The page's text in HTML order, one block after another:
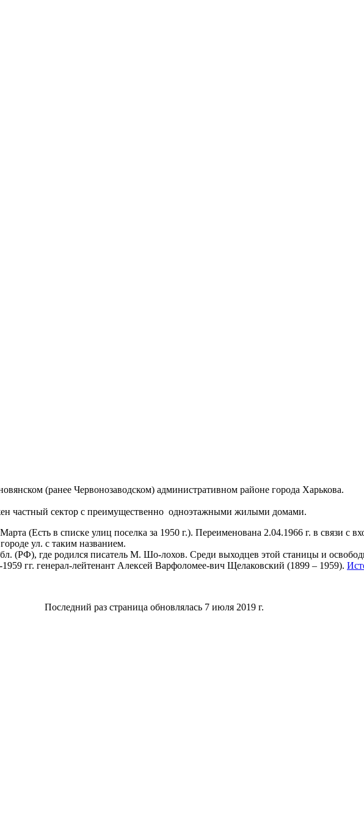
(ранее Червонозаводском) административном районе города Харькова.
частный сектор с преимущественно одноэтажными жилыми домами.
(Есть в списке улиц поселка за 1950 г.). Переименована 2.04.1966 г. в связи с
ул. с таким названием.
(РФ), где родился писатель М. Шо-лохов. Среди выходцев этой станицы и
гг. генерал-лейтенант Алексей Варфоломее-вич Щелаковский (1899 – 1959).
Последний раз страница обновлялась 7 июля 2019 г.